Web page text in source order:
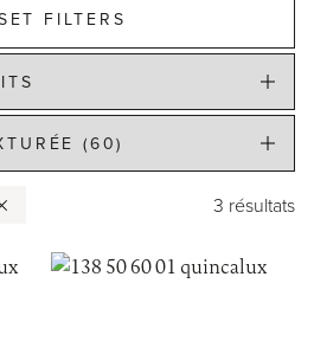
Distributeurs
Contact
Support
FILTERS
3 résultats